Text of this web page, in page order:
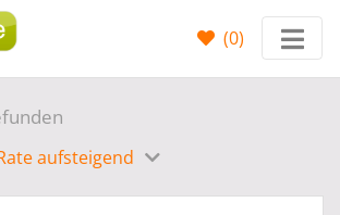
(0)
aufsteigend